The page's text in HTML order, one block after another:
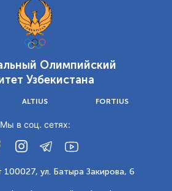
Олимпийский
Узбекистана
ALTIUS FORTIUS
Мы в соц. сетях:
ул. Батыра Закирова, 6